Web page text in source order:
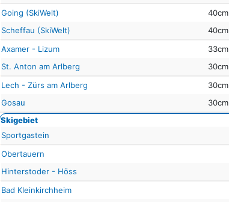
Going (SkiWelt)
40cm
Scheffau (SkiWelt)
40cm
Axamer - Lizum
33cm
St. Anton am Arlberg
30cm
Lech - Zürs am Arlberg
30cm
Gosau
30cm
Skigebiet
Sportgastein
Obertauern
Hinterstoder - Höss
Bad Kleinkirchheim